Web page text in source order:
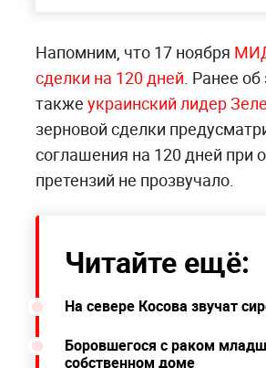
Напомним, что 17 ноября
сделки на 120 дней. Ранее об
также украинский лидер
зерновой сделки
соглашения на 120 дней при
претензий не прозвучало.
Читайте ещё:
На севере Косова звучат
Боровшегося с раком
собственном доме